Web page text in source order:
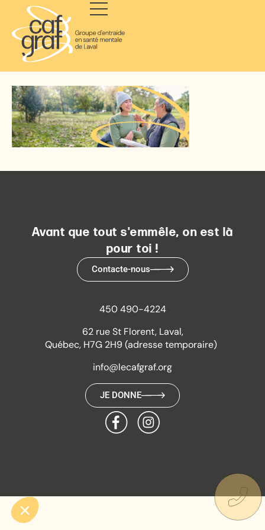
Avant que tout s'emmêle, on est là
pour toi !
Contacte-nous
450 490-4224
62 rue St Florent, Laval,
Québec, H7G 2H9 (adresse temporaire)
info@lecafgraf.org
JE DONNE